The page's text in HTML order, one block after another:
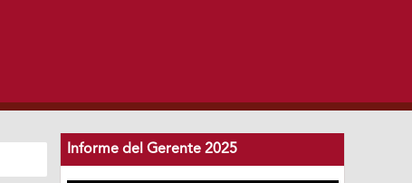
Informe del Gerente 2025